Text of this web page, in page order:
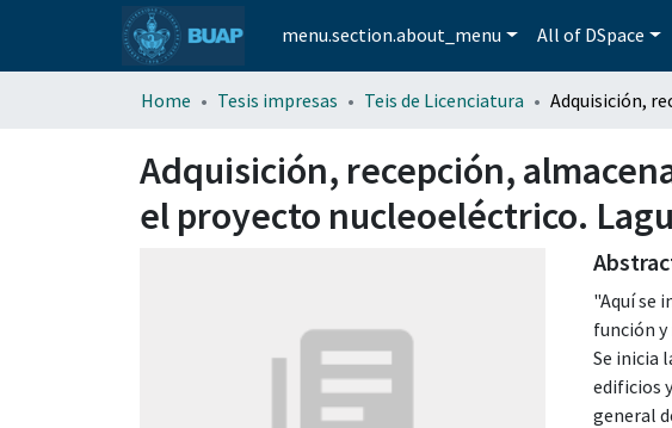
menu.section.about_menu All of DSpace
Home Tesis impresas Teis de Licenciatura
Adquisición, recepción,
el proyecto nucleoeléctrico.
"Aquí se
función
Se inicia
edificios
general